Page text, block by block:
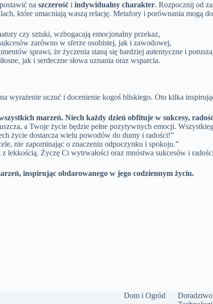
na szczerość i indywidualny charakter. Rozpocznij od
które umacniają waszą relację. Metafory i porównania mogą
czy sztuki, wzbogacają emocjonalny przekaz,
zarówno w sferze osobistej, jak i zawodowej,
sprawi, że życzenia staną się bardziej autentyczne i
jak i serdeczne słowa uznania oraz wsparcia.
wyrażenie uczuć i docenienie kogoś bliskiego. Oto kilka
marzeń. Niech każdy dzień obfituje w sukcesy,
a Twoje życie będzie pełne pozytywnych emocji.
życie dostarcza wielu powodów do dumy i radości!”
nie zapominając o znaczeniu odpoczynku i spokoju.”
lekkością. Życzę Ci wytrwałości oraz mnóstwa sukcesów i
inspirując obdarowanego w jego codziennym życiu.
Dom i Ogród Doradztwo